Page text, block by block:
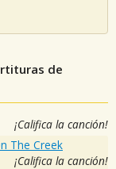
de
¡Califica la canción!
The Creek
¡Califica la canción!